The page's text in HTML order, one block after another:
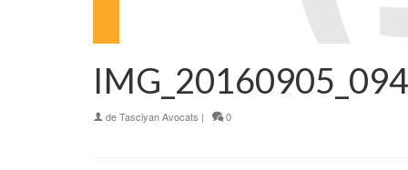
deTasciyan Avocats | 0